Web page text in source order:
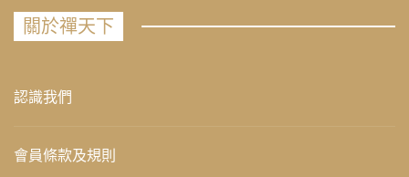
關於禪天下
認識我們
會員條款及規則